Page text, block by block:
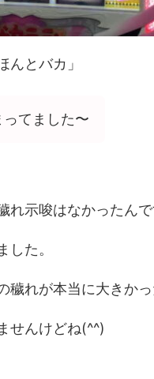
んとバカ」
ってました〜
れ示唆はなかったん
した。
穢れが本当に大きかっ
せんけどね(^^)